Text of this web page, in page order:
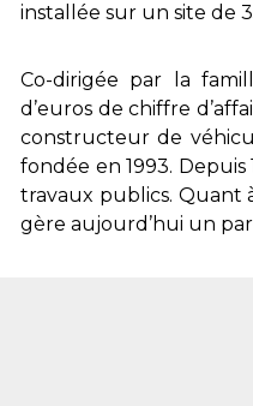
installée sur un site de
Co-dirigée par la
d’euros de chiffre
constructeur de
fondée en 1993.
travaux publics. Quant
gère aujourd’hui un